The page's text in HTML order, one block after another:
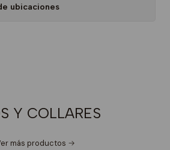
ubicaciones
Y COLLARES
más productos